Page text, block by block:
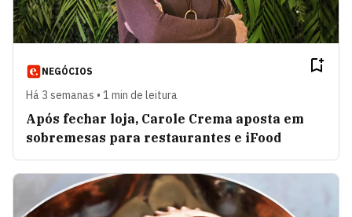
NEGÓCIOS
Há 3 semanas • 1 min de leitura
Após fechar loja, Carole Crema aposta em
sobremesas para restaurantes e iFood